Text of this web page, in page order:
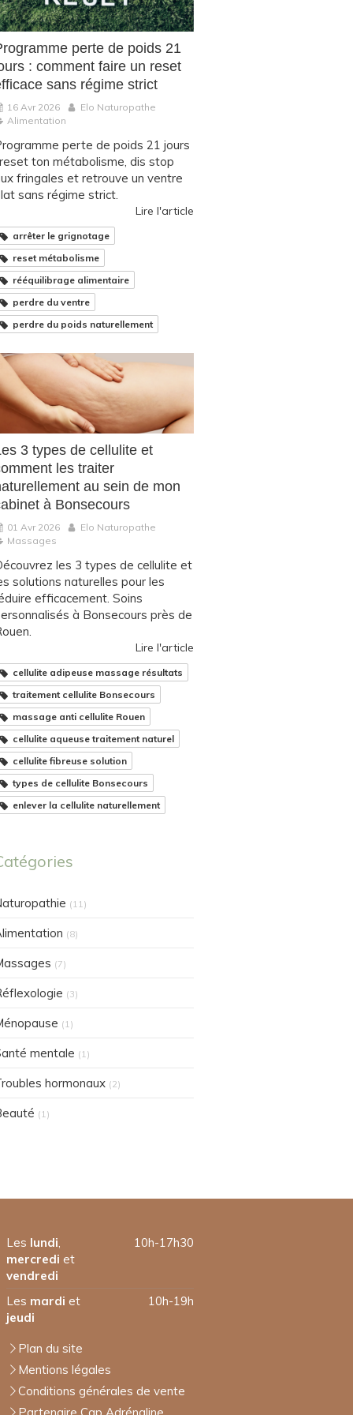
perte de poids 21
: comment faire un reset
sans régime strict
16 Avr 2026
Elo Naturopathe
Alimentation
perte de poids 21 jours
ton métabolisme, dis stop
fringales et retrouve un ventre
sans régime strict.
Lire l'article
arrêter le grignotage
reset métabolisme
rééquilibrage alimentaire
perdre du ventre
perdre du poids naturellement
3 types de cellulite et
les traiter
au sein de mon
à Bonsecours
01 Avr 2026
Elo Naturopathe
Massages
les 3 types de cellulite et
solutions naturelles pour les
efficacement. Soins
à Bonsecours près de
Lire l'article
cellulite adipeuse massage résultats
traitement cellulite Bonsecours
massage anti cellulite Rouen
cellulite aqueuse traitement naturel
cellulite fibreuse solution
types de cellulite Bonsecours
enlever la cellulite naturellement
(11)
(8)
(7)
(3)
(1)
mentale (1)
hormonaux (2)
(1)
Les lundi,
mercredi et
vendredi
10h-17h30
Les mardi et
jeudi
10h-19h
Plan du site
Mentions légales
Conditions générales de vente